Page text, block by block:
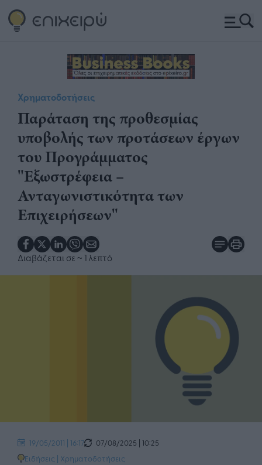
Χρηματοδοτήσεις
Παράταση της προθεσμίας
υποβολής των προτάσεων έργων
του Προγράμματος
"Εξωστρέφεια –
Ανταγωνιστικότητα των
Επιχειρήσεων"
Διαβάζεται σε ~ 1 λεπτό
19/05/2011 | 16:17
07/08/2025 | 10:25
Ειδήσεις | Χρηματοδοτήσεις